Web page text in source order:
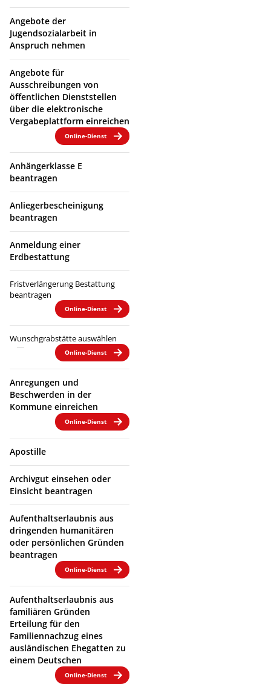
Angebote der
Jugendsozialarbeit in
Anspruch nehmen
Angebote für
Ausschreibungen von
öffentlichen Dienststellen
über die elektronische
Vergabeplattform einreichen
Online-Dienst
Anhängerklasse E
beantragen
Anliegerbescheinigung
beantragen
Anmeldung einer
Erdbestattung
Fristverlängerung Bestattung
beantragen
Online-Dienst
Wunschgrabstätte auswählen
Online-Dienst
Anregungen und
Beschwerden in der
Kommune einreichen
Online-Dienst
Apostille
Archivgut einsehen oder
Einsicht beantragen
Aufenthaltserlaubnis aus
dringenden humanitären
oder persönlichen Gründen
beantragen
Online-Dienst
Aufenthaltserlaubnis aus
familiären Gründen
Erteilung für den
Familiennachzug eines
ausländischen Ehegatten zu
einem Deutschen
Online-Dienst